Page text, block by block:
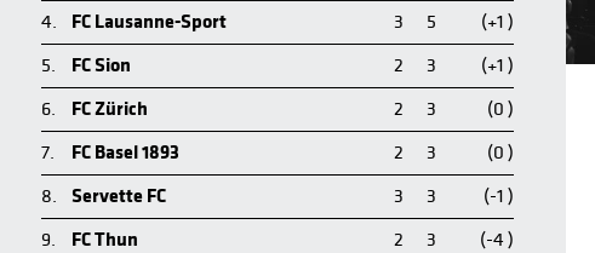
4.
FC Lausanne-Sport 3 5
(+1 )
5.
FC Sion 2 3
(+1 )
6.
FC Zürich 2 3
(0 )
7.
FC Basel 1893 2 3
(0 )
8.
Servette FC 3 3
(-1 )
9.
FC Thun 2 3
(-4 )